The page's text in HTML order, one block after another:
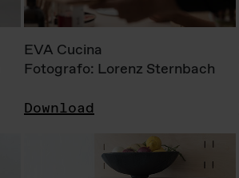
EVA Cucina
Fotografo: Lorenz Sternbach
Download